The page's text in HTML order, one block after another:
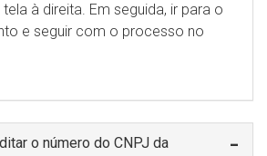
à direita. Em seguida, ir para o
e seguir com o processo no
o número do CNPJ da